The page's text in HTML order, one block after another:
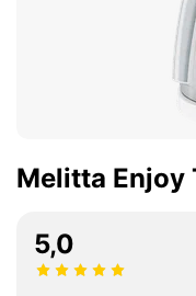
Melitta Enjoy
5,0